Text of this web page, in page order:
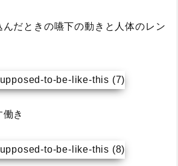
だときの嚥下の動きと人体のレン
き